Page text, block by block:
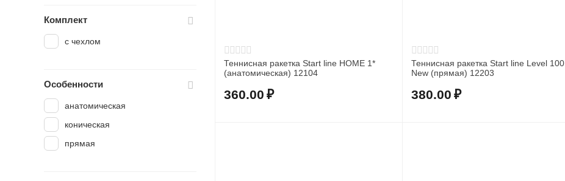
Теннисная ракетка Start line HOME 1*
(анатомическая) 12104
360.00 ₽
Теннисная ракетка Start line Level 100
New (прямая) 12203
380.00 ₽
Комплект
с чехлом
Особенности
анатомическая
коническая
прямая